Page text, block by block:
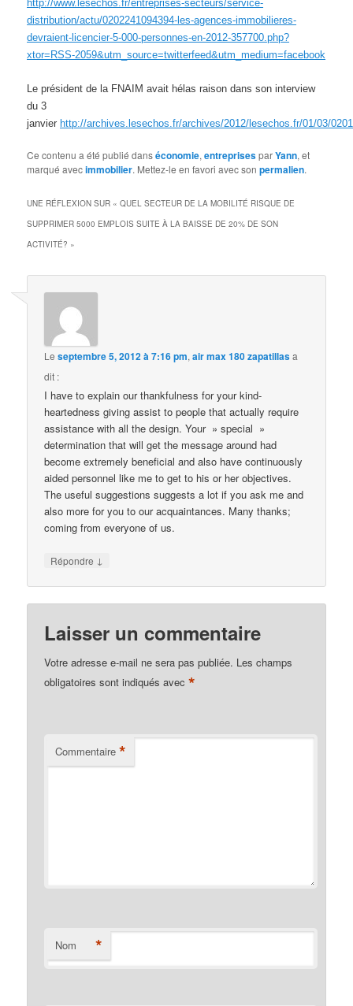
http://www.lesechos.fr/entreprises-secteurs/service-
distribution/actu/0202241094394-les-agences-immobilieres-
devraient-licencier-5-000-personnes-en-2012-357700.php?
xtor=RSS-2059&utm_source=twitterfeed&utm_medium=facebook
Le président de la FNAIM avait hélas raison dans son interview
du 3
janvier http://archives.lesechos.fr/archives/2012/lesechos.fr/01/03/
Ce contenu a été publié danséconomie,entreprisesparYann, et
marqué avecimmobilier. Mettez-le en favori avec sonpermalien.
UNE RÉFLEXION SUR «QUEL SECTEUR DE LA MOBILITÉ RISQUE DE
SUPPRIMER 5000 EMPLOIS SUITE À LA BAISSE DE 20% DE SON
ACTIVITÉ? »
Leseptembre 5, 2012 à 7:16 pm,air max 180 zapatillasa
dit :
I have to explain our thankfulness for your kind-
heartedness giving assist to people that actually require
assistance with all the design. Your » special »
determination that will get the message around had
become extremely beneficial and also have continuously
aided personnel like me to get to his or her objectives.
The useful suggestions suggests a lot if you ask me and
also more for you to our acquaintances. Many thanks;
coming from everyone of us.
Répondre ↓
Laisser un commentaire
Votre adresse e-mail ne sera pas publiée. Les champs
obligatoires sont indiqués avec*
Commentaire *
Nom *